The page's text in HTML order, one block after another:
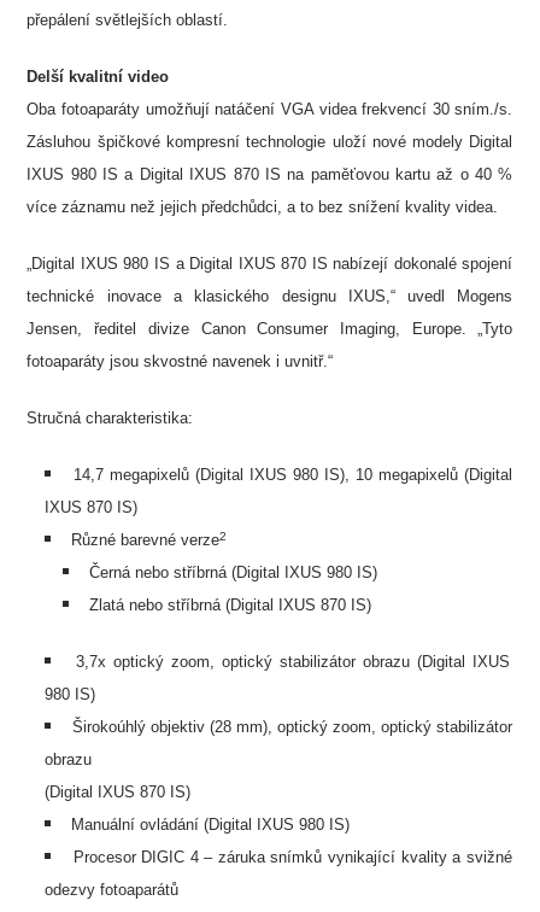
přepálení světlejších oblastí.
Delší kvalitní video
Oba fotoaparáty umožňují natáčení VGA videa frekvencí 30 sním./s.
Zásluhou špičkové kompresní technologie uloží nové modely Digital
IXUS 980 IS a Digital IXUS 870 IS na paměťovou kartu až o 40 %
více záznamu než jejich předchůdci, a to bez snížení kvality videa.
„Digital IXUS 980 IS a Digital IXUS 870 IS nabízejí dokonalé spojení
technické inovace a klasického designu IXUS,“ uvedl Mogens
Jensen, ředitel divize Canon Consumer Imaging, Europe. „Tyto
fotoaparáty jsou skvostné navenek i uvnitř.“
Stručná charakteristika:
14,7 megapixelů (Digital IXUS 980 IS), 10 megapixelů (Digital
IXUS 870 IS)
Různé barevné verze2
Černá nebo stříbrná (Digital IXUS 980 IS)
Zlatá nebo stříbrná (Digital IXUS 870 IS)
3,7x optický zoom, optický stabilizátor obrazu (Digital IXUS
980 IS)
Širokoúhlý objektiv (28 mm), optický zoom, optický stabilizátor
obrazu
(Digital IXUS 870 IS)
Manuální ovládání (Digital IXUS 980 IS)
Procesor DIGIC 4 – záruka snímků vynikající kvality a svižné
odezvy fotoaparátů